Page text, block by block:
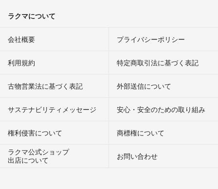
ラクマについて
会社概要 プライバシーポリシー
利用規約 特定商取引法に基づく表記
古物営業法に基づく表記 外部送信について
サステナビリティメッセージ 安心・安全のための取り組み
権利侵害について
商標権について
ラクマ公式ショップ
出店について
お問い合わせ